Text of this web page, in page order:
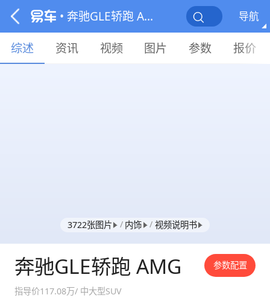
• 奔驰GLE轿跑 AMG 导航
综述 资讯 视频 图片 参数 报价
3722张图片 / 内饰 / 视频说明书
奔驰GLE轿跑 AMG 参数配置
指导价117.08万/ 中大型SUV